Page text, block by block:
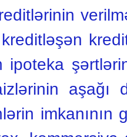
aşağı
imkanının